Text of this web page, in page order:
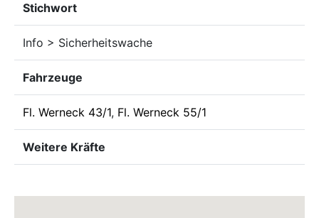
Stichwort
Info > Sicherheitswache
Fahrzeuge
Fl. Werneck 43/1, Fl. Werneck 55/1
Weitere Kräfte